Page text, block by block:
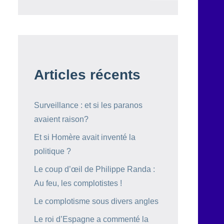
Articles récents
Surveillance : et si les paranos
avaient raison?
Et si Homère avait inventé la
politique ?
Le coup d’œil de Philippe Randa :
Au feu, les complotistes !
Le complotisme sous divers angles
Le roi d’Espagne a commenté la